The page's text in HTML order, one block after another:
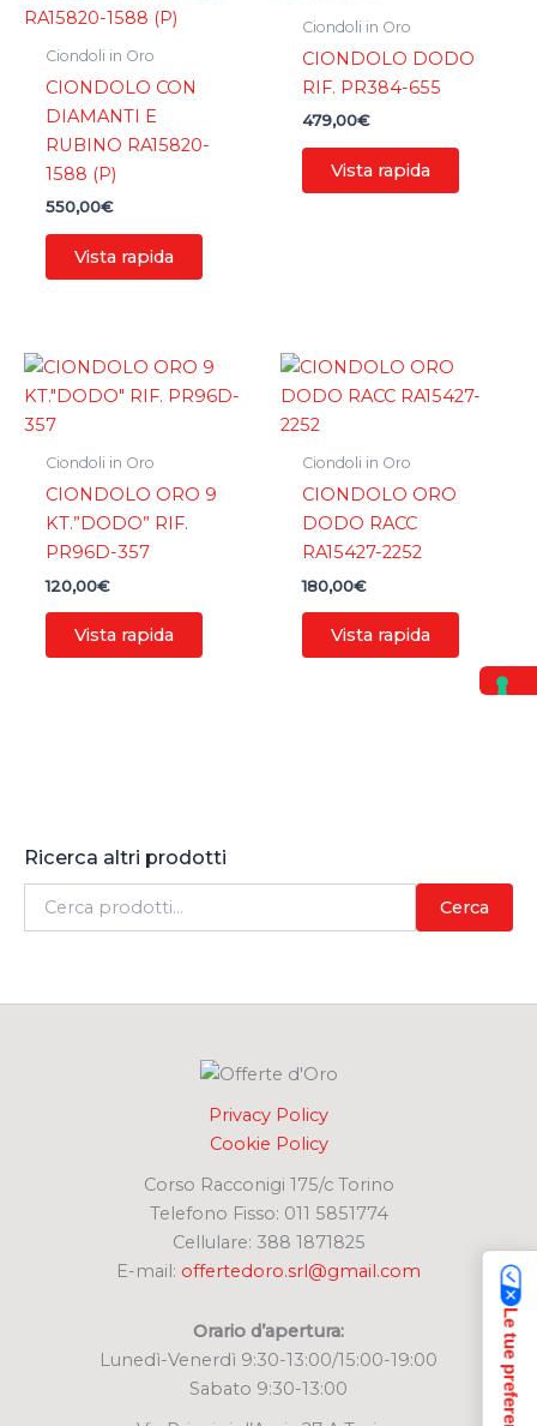
Ricerca altri prodotti
Cerca
Ciondoli in Oro
CIONDOLO CON
DIAMANTI E
RUBINO RA15820-
1588 (P)
550,00€
Vista rapida
Ciondoli in Oro
CIONDOLO DODO
RIF. PR384-655
479,00€
Vista rapida
Ciondoli in Oro
CIONDOLO ORO 9
KT.”DODO” RIF.
PR96D-357
120,00€
Vista rapida
Ciondoli in Oro
CIONDOLO ORO
DODO RACC
RA15427-2252
180,00€
Vista rapida
Privacy Policy
Cookie Policy
Corso Racconigi 175/c Torino
Telefono Fisso: 011 5851774
Cellulare: 388 1871825
E-mail: offertedoro.srl@gmail.com
Orario d’apertura:
Lunedì-Venerdì 9:30-13:00/15:00-19:00
Sabato 9:30-13:00